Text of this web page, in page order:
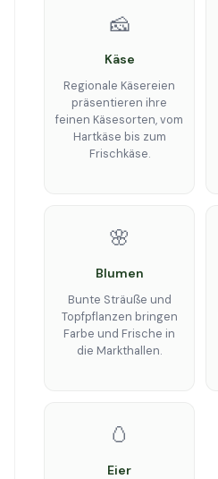
🧀
Käse
Regionale Käsereien
präsentieren ihre
feinen Käsesorten, vom
Hartkäse bis zum
Frischkäse.
🌸
Blumen
Bunte Sträuße und
Topfpflanzen bringen
Farbe und Frische in
die Markthallen.
🥚
Eier